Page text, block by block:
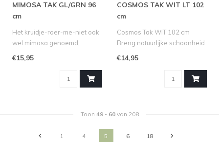
MIMOSA TAK GL/GRN 96
cm
Het kruidje-roer-me-niet ook
wel mimosa genoemd,
€15,95
COSMOS TAK WIT LT 102
cm
Cosmos Tak WIT 102 cm
Breng natuurlijke schoonheid
€14,95
Toon 49- 60van 208
1 4 5 6 18